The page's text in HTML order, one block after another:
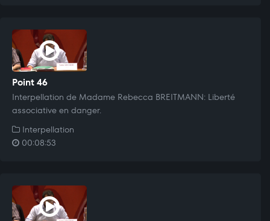
Point 46
Interpellation de Madame Rebecca BREITMANN: Liberté
associative en danger.
Interpellation
00:08:53